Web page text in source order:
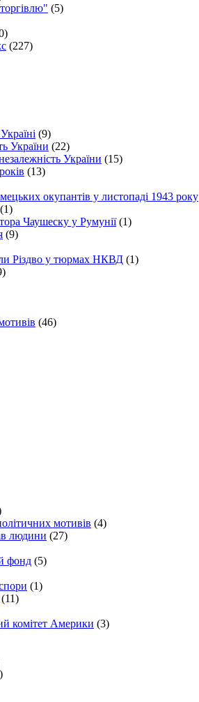
(5)
(227)
(9)
України (22)
України (15)
(13)
окупантів у листопаді 1943 року
(1)
Чаушеску у Румунії(1)
(9)
Різдво у тюрмах НКВД (1)
(46)
мотивів (4)
людини (27)
фонд (5)
(1)
(11)
комітет Америки (3)